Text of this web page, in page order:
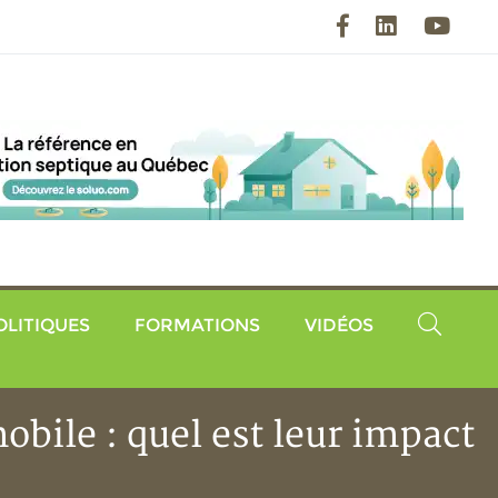
FacebookLinkedIn
FORMATIONS VIDÉOS
: quel est leur impact